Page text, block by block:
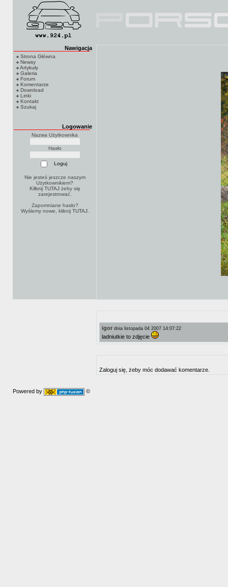
Nawigacja
Strona Główna
Newsy
Artykuły
Galeria
Forum
Komentarze
Download
Linki
Kontakt
Szukaj
Logowanie
Nazwa Użytkownika
Hasło
Nie jesteś jeszcze naszym
Użytkownikiem?
Kilknij TUTAJżeby się
zarejestrować.
Zapomniane hasło?
Wyślemy nowe, kliknij TUTAJ.
igor dnia listopada 04 2007 14:07:22
ladniutkie to zdjęcie
Zaloguj się, żeby móc dodawać komentarze.
Powered by ©